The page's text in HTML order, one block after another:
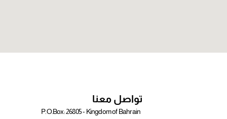
تواصل معنا
P.O.Box: 26805 - Kingdom of Bahrain